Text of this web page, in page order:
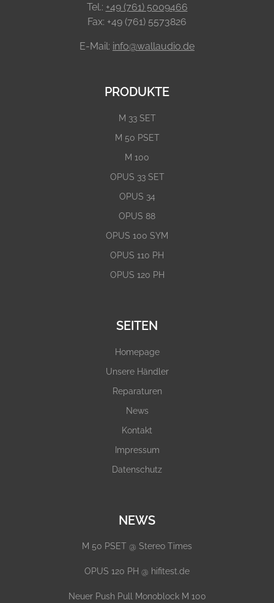
Tel.: +49 (761) 5009466
Fax: +49 (761) 5573826
E-Mail: info@wallaudio.de
PRODUKTE
M 33 SET
M 50 PSET
M 100
OPUS 33 SET
OPUS 34
OPUS 88
OPUS 100 SYM
OPUS 110 PH
OPUS 120 PH
SEITEN
Homepage
Unsere Händler
Reparaturen
News
Kontakt
Impressum
Datenschutz
NEWS
M 50 PSET @ Stereo Times
OPUS 120 PH @ hifitest.de
Neuer Push Pull Monoblock M 100